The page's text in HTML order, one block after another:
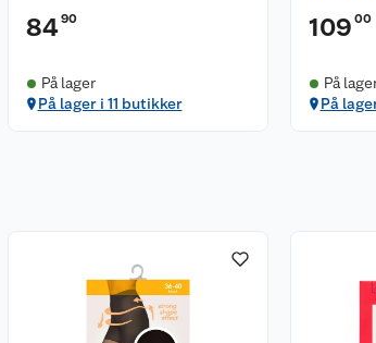
8490
På lager
På lager i 11 butikker
109 00
På
På